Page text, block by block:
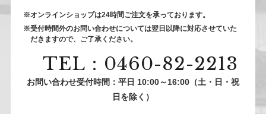
※オンラインショップは24時間ご注⽂を承っております。
※受付時間外のお問い合わせについては翌⽇以降に対応させていた
だきますので、ご了承ください。
TEL：0460-82-2213
お問い合わせ受付時間：平日 10:00～16:00（土・日・祝
日を除く）